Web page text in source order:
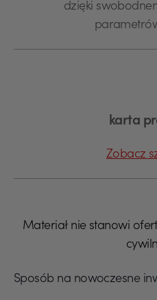
dzięki
karta
Zobacz
Materiał nie stanowi
Sposób na nowoczesne